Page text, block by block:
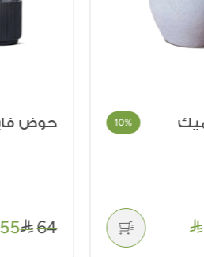
10% حوض فايبر
64